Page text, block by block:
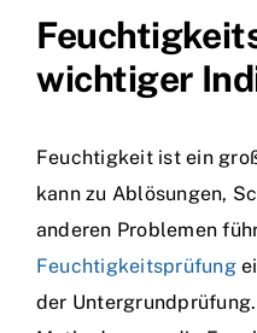
wichtiger
Feuchtigkeit ist ein
kann zu Ablösungen,
anderen Problemen
Feuchtigkeitsprüfung
der